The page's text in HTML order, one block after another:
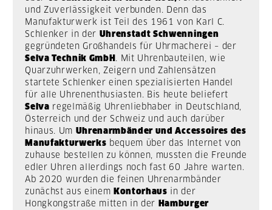
und Zuverlässigkeit verbunden. Denn das
Manufakturwerk ist Teil des 1961 von Karl C.
Schlenker in der Uhrenstadt Schwenningen
gegründeten Großhandels für Uhrmacherei – der
Selva Technik GmbH . Mit Uhrenbauteilen, wie
Quarzuhrwerken, Zeigern und Zahlensätzen
startete Schlenker einen spezialisierten Handel
für alle Uhrenenthusiasten. Bis heute beliefert
Selva regelmäßig Uhrenliebhaber in Deutschland,
Österreich und der Schweiz und auch darüber
hinaus. Um Uhrenarmbänder und Accessoires des
Manufakturwerks bequem über das Internet von
zuhause bestellen zu können, mussten die Freunde
edler Uhren allerdings noch fast 60 Jahre warten.
Ab 2020 wurden die feinen Uhrenarmbänder
zunächst aus einem Kontorhaus in der
Hongkongstraße mitten in der
Hamburger